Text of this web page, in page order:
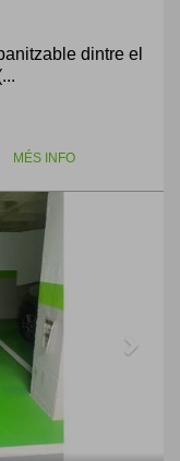
dintre el
MÉS INFO